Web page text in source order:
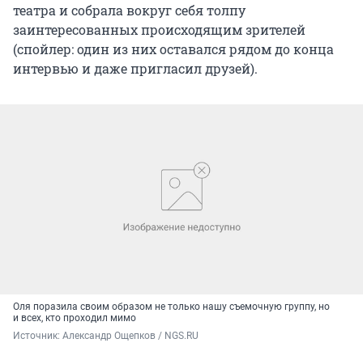
театра и собрала вокруг себя толпу
заинтересованных происходящим зрителей
(спойлер: один из них оставался рядом до конца
интервью и даже пригласил друзей).
Оля поразила своим образом не только нашу съемочную группу, но
и всех, кто проходил мимо
Источник: Александр Ощепков / NGS.RU